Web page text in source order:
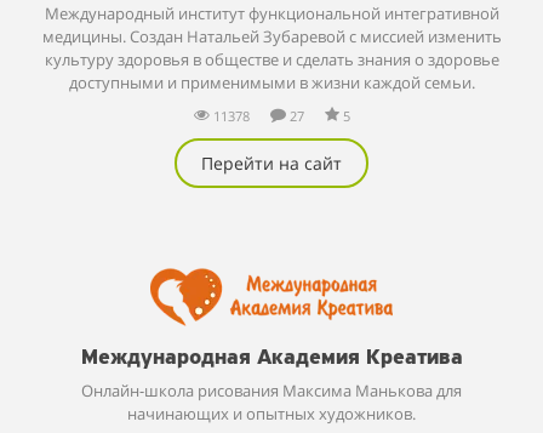
Международный институт функциональной интегративной
медицины. Создан Натальей Зубаревой с миссией изменить
культуру здоровья в обществе и сделать знания о здоровье
доступными и применимыми в жизни каждой семьи.
11378 27 5
Перейти на сайт
Международная Академия Креатива
Онлайн-школа рисования Максима Манькова для
начинающих и опытных художников.